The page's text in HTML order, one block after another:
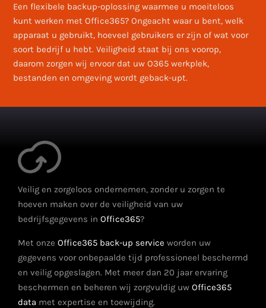
Een flexibele backup-oplossing waarmee u moeiteloos
kunt werken met Office365? Ongeacht waar u bent, welk
apparaat u gebruikt, hoeveel gebruikers er zijn of wat voor
soort bedrijf u hebt. Veiligheid staat bij ons voorop,
daarom zorgen wij ervoor dat uw O365 werkplek,
bestanden en omgeving wordt geback-upt.
Veilig en zorgeloos ondernemen, zonder u zorgen te
hoeven maken over de veiligheid van uw
bedrijfsgegevens in Office365?
Met onze Office365 back-up service worden uw
gegevens voor onbepaalde tijd professioneel beschermd
en veilig opgeslagen. Met meer dan 20 jaar ervaring
beschermen en beheren wij zorgvuldig uw Office365
data met expertise en toewijding.